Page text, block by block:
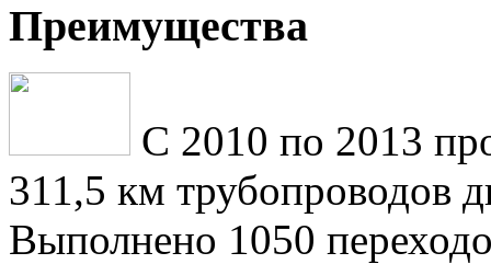
Преимущества
С 2010 по 2013
311,5 км трубопроводов
Выполнено 1050